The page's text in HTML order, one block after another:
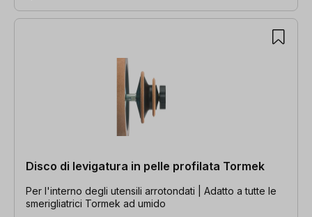
Disco di levigatura in pelle profilata Tormek
Per l'interno degli utensili arrotondati | Adatto a tutte le
smerigliatrici Tormek ad umido